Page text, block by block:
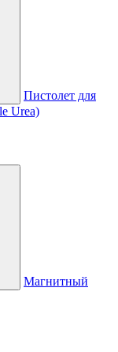
Пистолет для
Urea)
Магнитный